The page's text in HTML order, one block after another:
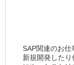
SAP関連のお仕
新規開発した